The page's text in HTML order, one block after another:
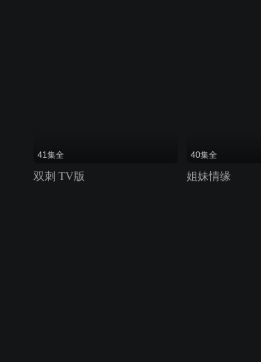
41集全
双刺 TV版
40集全
姐妹情缘